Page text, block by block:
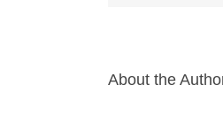
About the